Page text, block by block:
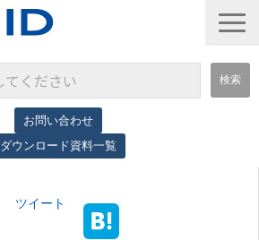
お問い合わせ
ダウンロード資料一覧
ツイート